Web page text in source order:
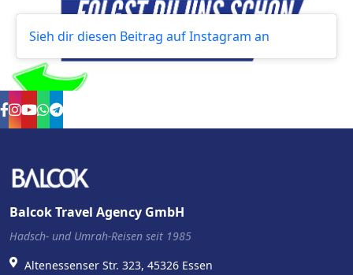
Sieh dir diesen Beitrag auf Instagram an
Balcok Travel Agency GmbH
Hadsch- und Umrah-Reisen seit 1985
Altenessenser Str. 323, 45326 Essen